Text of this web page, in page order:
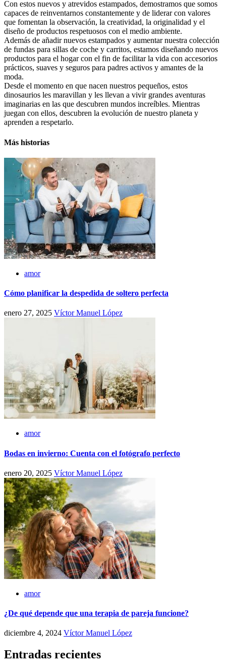
Con estos nuevos y atrevidos estampados, demostramos que somos
capaces de reinventarnos constantemente y de liderar con valores
que fomentan la observación, la creatividad, la originalidad y el
diseño de productos respetuosos con el medio ambiente.
Además de añadir nuevos estampados y aumentar nuestra colección
de fundas para sillas de coche y carritos, estamos diseñando nuevos
productos para el hogar con el fin de facilitar la vida con accesorios
prácticos, suaves y seguros para padres activos y amantes de la
moda.
Desde el momento en que nacen nuestros pequeños, estos
dinosaurios les maravillan y les llevan a vivir grandes aventuras
imaginarias en las que descubren mundos increíbles. Mientras
juegan con ellos, descubren la evolución de nuestro planeta y
aprenden a respetarlo.
Más historias
amor
Cómo planificar la despedida de soltero perfecta
enero 27, 2025 Víctor Manuel López
amor
Bodas en invierno: Cuenta con el fotógrafo perfecto
enero 20, 2025 Víctor Manuel López
amor
¿De qué depende que una terapia de pareja funcione?
diciembre 4, 2024 Víctor Manuel López
Entradas recientes